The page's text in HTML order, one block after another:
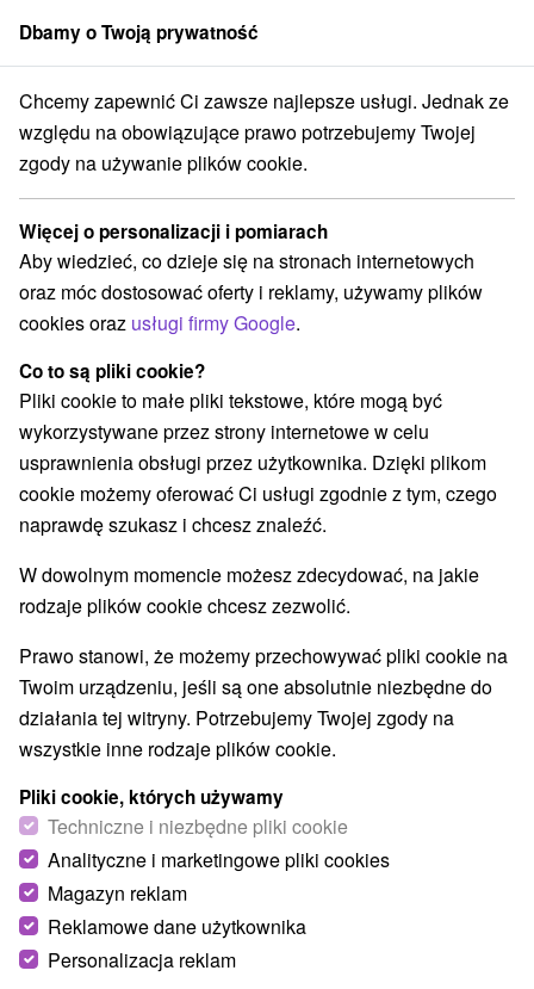
członek grupySorger
Pobyt Boże Narodzenie w hotelu Wellness Kontakt ze
Pobyt Boże Narodzenie w hotelu
Wellness Kontakt ze specjalnym
rabatem
Oferta wygasła! Wybierz poniżej z aktualnych ofert.
Wellness hotel Kontakt★★★ ★Stará Lesná Stará Lesná
Przejdź do lokalizacji
9,4 doskonały·214 recenzji
Dbamy o Twoją prywatność
Chcemy zapewnić Ci zawsze najlepsze usługi. Jednak ze
względu na obowiązujące prawo potrzebujemy Twojej
zgody na używanie plików cookie.
Więcej o personalizacji i pomiarach
Aby wiedzieć, co dzieje się na stronach internetowych
oraz móc dostosować oferty i reklamy, używamy plików
cookies oraz usługi firmy Google.
Co to są pliki cookie?
Pliki cookie to małe pliki tekstowe, które mogą być
wykorzystywane przez strony internetowe w celu
usprawnienia obsługi przez użytkownika. Dzięki plikom
cookie możemy oferować Ci usługi zgodnie z tym, czego
naprawdę szukasz i chcesz znaleźć.
W dowolnym momencie możesz zdecydować, na jakie
rodzaje plików cookie chcesz zezwolić.
Prawo stanowi, że możemy przechowywać pliki cookie na
Twoim urządzeniu, jeśli są one absolutnie niezbędne do
działania tej witryny. Potrzebujemy Twojej zgody na
wszystkie inne rodzaje plików cookie.
Pliki cookie, których używamy
Techniczne i niezbędne pliki cookie
Analityczne i marketingowe pliki cookies
Magazyn reklam
Reklamowe dane użytkownika
Personalizacja reklam